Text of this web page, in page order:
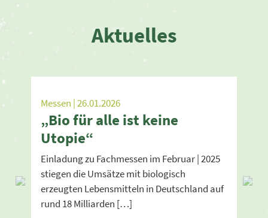
Aktuelles
Previous
Messen | 26.01.2026
„Bio für alle ist keine
Utopie“
Einladung zu Fachmessen im Februar | 2025
stiegen die Umsätze mit biologisch
erzeugten Lebensmitteln in Deutschland auf
rund 18 Milliarden […]
Next